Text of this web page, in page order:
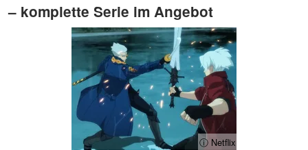
– komplette Serie im Angebot
ⓘ Netflix